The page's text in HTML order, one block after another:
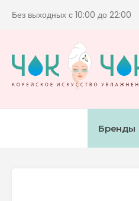
Без выходных с 10:00 до 22:00
Бренды